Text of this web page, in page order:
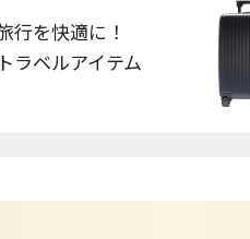
行を快適に！
トラベルアイテム